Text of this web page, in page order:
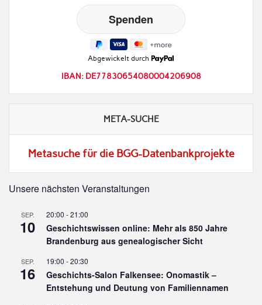
Abgewickelt durch
IBAN: DE77830654080004206908
META-SUCHE
Metasuche für die BGG-Datenbankprojekte
Unsere nächsten Veranstaltungen
SEP.
10
20:00 -21:00
Geschichtswissen online: Mehr als 850 Jahre
Brandenburg aus genealogischer Sicht
SEP.
16
19:00 -20:30
Geschichts-Salon Falkensee: Onomastik –
Entstehung und Deutung von Familiennamen